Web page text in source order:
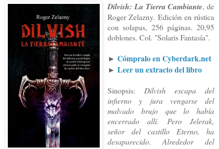
Dilvish: La Tierra Cambiante, de
Roger Zelazny. Edición en rústica
con solapas, 256 páginas. 20,95
doblones. Col. "Solaris Fantasía".
► Cómpralo en Cyberdark.net
► Leer un extracto del libro
Sinopsis: Dilvish escapa del
infierno y jura vengarse del
malvado brujo que lo había
encerrado allí. Pero Jelerak,
señor del castillo Eterno, ha
desaparecido. Alrededor del